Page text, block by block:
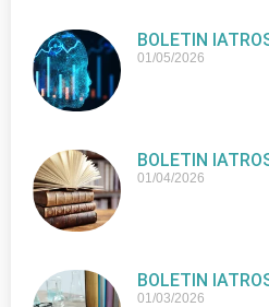
BOLETIN
01/05/2026
BOLETIN
01/04/2026
BOLETIN
01/03/2026